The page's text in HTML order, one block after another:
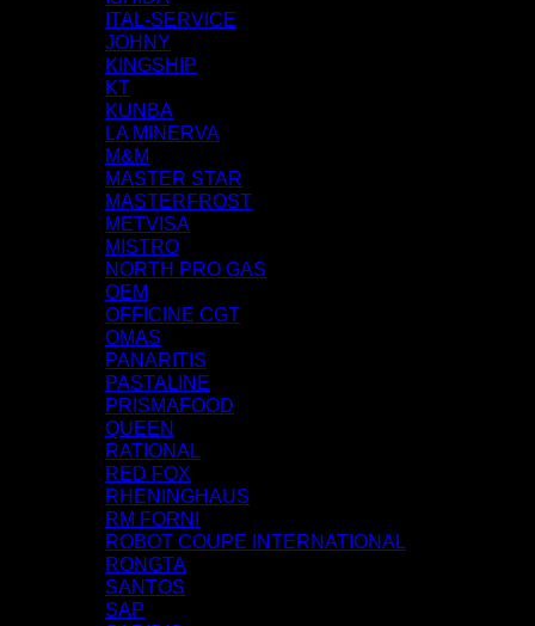
ITAL-SERVICE
JOHNY
KINGSHIP
KT
KUNBA
LA MINERVA
M&M
MASTER STAR
MASTERFROST
METVISA
MISTRO
NORTH PRO GAS
OEM
OFFICINE CGT
OMAS
PANARITIS
PASTALINE
PRISMAFOOD
QUEEN
RATIONAL
RED FOX
RHENINGHAUS
RM FORNI
ROBOT COUPE INTERNATIONAL
RONGTA
SANTOS
SAP